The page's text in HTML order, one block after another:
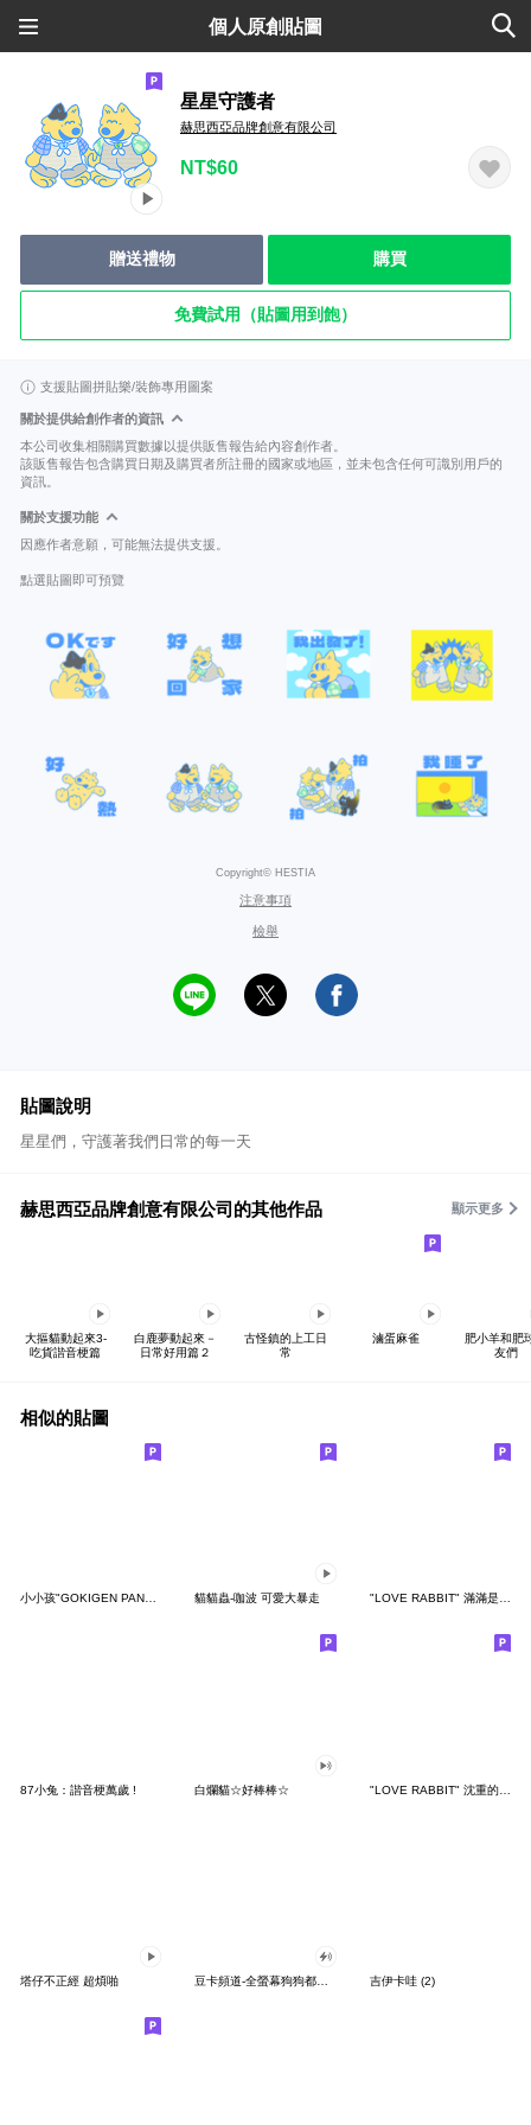
個人原創貼圖
星星守護者
赫思西亞品牌創意有限公司
NT$60
贈送禮物 購買
免費試用（貼圖用到飽）
支援貼圖拼貼樂/裝飾專用圖案
關於提供給創作者的資訊
本公司收集相關購買數據以提供販售報告給內容創作者。
該販售報告包含購買日期及購買者所註冊的國家或地區，並未包含任何可識別用戶的
資訊。
關於支援功能
因應作者意願，可能無法提供支援。
點選貼圖即可預覽
Copyright© HESTIA
注意事項
檢舉
貼圖說明
星星們，守護著我們日常的每一天
赫思西亞品牌創意有限公司的其他作品 顯示更多
大摳貓動起來3-
吃貨諧音梗篇
白鹿夢動起來－
日常好用篇２
古怪鎮的上工日
常
滷蛋麻雀
肥小羊和肥
友們
相似的貼圖
小小孩"GOKIGEN PANDA" 台灣版 貓貓蟲-咖波 可愛大暴走 "LOVE RABBIT" 滿滿是愛 台灣版
87小兔：諧音梗萬歲 ! 白爛貓☆好棒棒☆ "LOVE RABBIT" 沈重的愛 台灣版
塔仔不正經 超煩啪 吉伊卡哇 (2)